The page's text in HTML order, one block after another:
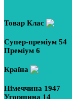
Товар Клас
Супер-преміум 54
Преміум 6
Країна
Німеччина 1947
Угорщина 14